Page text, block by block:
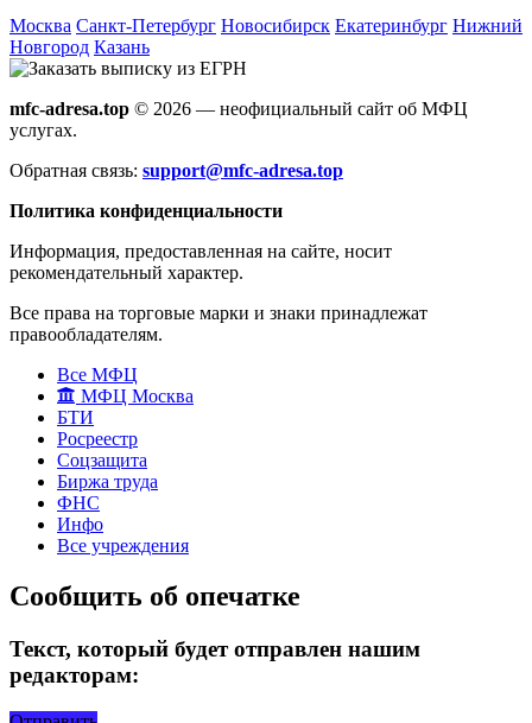
Москва Санкт-Петербург Новосибирск Екатеринбург Нижний
Новгород Казань
mfc-adresa.top © 2026 — неофициальный сайт об МФЦ
услугах.
Обратная связь: support@mfc-adresa.top
Политика конфиденциальности
Информация, предоставленная на сайте, носит
рекомендательный характер.
Все права на торговые марки и знаки принадлежат
правообладателям.
Все МФЦ
МФЦ Москва
БТИ
Росреестр
Соцзащита
Биржа труда
ФНС
Инфо
Все учреждения
Сообщить об опечатке
Текст, который будет отправлен нашим
редакторам: